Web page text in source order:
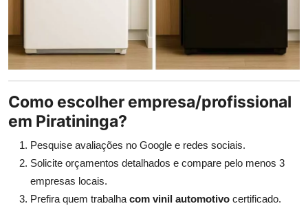
Como escolher empresa/profissional
em Piratininga?
Pesquise avaliações no Google e redes sociais.
Solicite orçamentos detalhados e compare pelo menos 3
empresas locais.
Prefira quem trabalha com vinil automotivo certificado.